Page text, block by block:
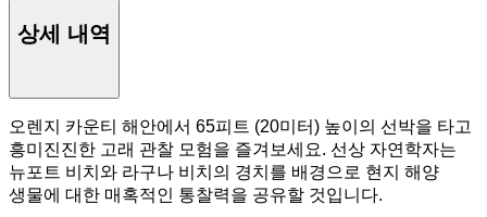
상세 내역
오렌지 카운티 해안에서 65피트 (20미터) 높이의 선박을 타고
흥미진진한 고래 관찰 모험을 즐겨보세요. 선상 자연학자는
뉴포트 비치와 라구나 비치의 경치를 배경으로 현지 해양
생물에 대한 매혹적인 통찰력을 공유할 것입니다.